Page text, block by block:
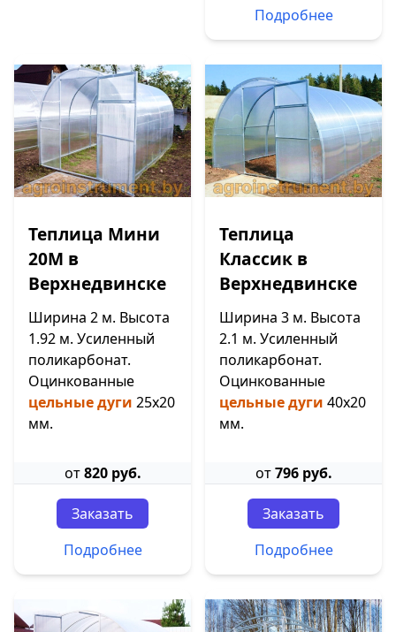
Подробнее
Теплица Мини
20М в
Верхнедвинске
Ширина 2 м. Высота
1.92 м. Усиленный
поликарбонат.
Оцинкованные
цельные дуги 25х20
мм.
от820 руб.
Заказать
Подробнее
Теплица
Классик в
Верхнедвинске
Ширина 3 м. Высота
2.1 м. Усиленный
поликарбонат.
Оцинкованные
цельные дуги 40х20
мм.
от796 руб.
Заказать
Подробнее